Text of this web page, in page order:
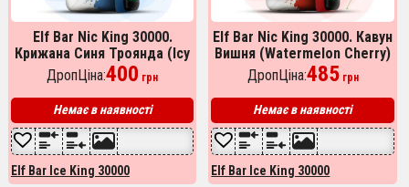
Elf Bar Nic King 30000.
Крижана Синя Троянда (Icy
Blue Rose)
ДропЦіна:400 грн
Немає в наявності
Elf Bar Ice King 30000
Elf Bar Nic King 30000. Кавун
Вишня (Watermelon Cherry)
ДропЦіна:485грн
Немає в наявності
Elf Bar Ice King 30000